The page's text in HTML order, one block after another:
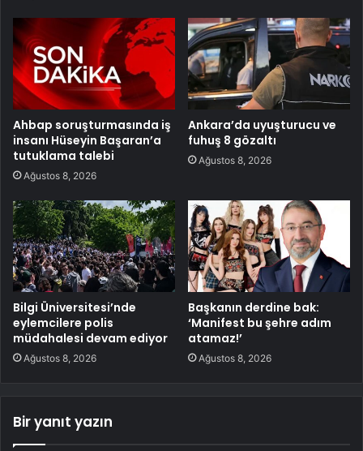
Ahbap soruşturmasında iş
insanı Hüseyin Başaran’a
tutuklama talebi
Ağustos 8, 2026
Ankara’da uyuşturucu ve
fuhuş 8 gözaltı
Ağustos 8, 2026
Bilgi Üniversitesi’nde
eylemcilere polis
müdahalesi devam ediyor
Ağustos 8, 2026
Başkanın derdine bak:
‘Manifest bu şehre adım
atamaz!’
Ağustos 8, 2026
Bir yanıt yazın